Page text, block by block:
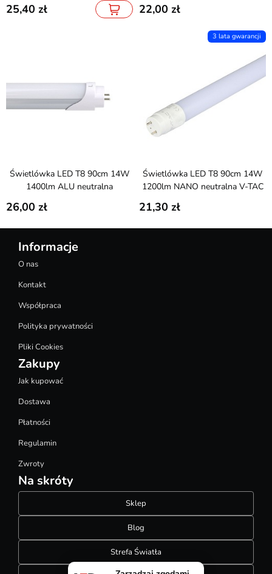
25,40 22,00
Świetlówka LED T8 90cm 14W
1400lm ALU neutralna
26,00
3 lata gwarancji
Świetlówka LED T8 90cm 14W
1200lm NANO neutralna V-TAC
21,30
Informacje
O nas
Kontakt
Współpraca
Polityka prywatności
Pliki Cookies
Zakupy
Jak kupować
Dostawa
Płatności
Regulamin
Zwroty
Na skróty
Sklep
Blog
Strefa Światła